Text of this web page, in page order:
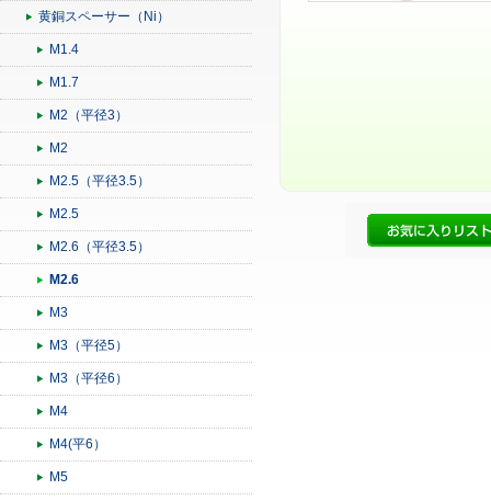
黄銅スペーサー（Ni）
M1.4
M1.7
M2（平径3）
M2
M2.5（平径3.5）
M2.5
M2.6（平径3.5）
M2.6
M3
M3（平径5）
M3（平径6）
M4
M4(平6）
M5